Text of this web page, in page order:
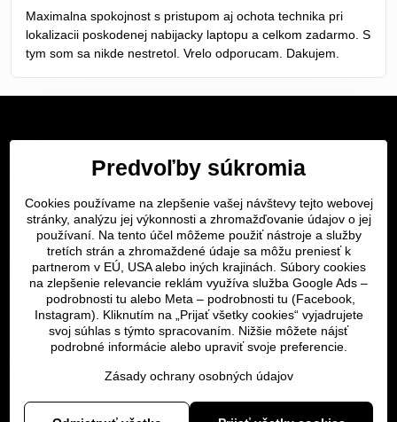
5
Maximalna spokojnost s pristupom aj ochota technika pri
lokalizacii poskodenej nabijacky laptopu a celkom zadarmo. S
tym som sa nikde nestretol. Vrelo odporucam. Dakujem.
Servis Bratislava
Servis Košice
Dôležité odkazy
SERVIS KURIÉROM
Servis a oprava | slovit.sk
Predvoľby súkromia
Cookies používame na zlepšenie vašej návštevy tejto webovej
stránky, analýzu jej výkonnosti a zhromažďovanie údajov o jej
používaní. Na tento účel môžeme použiť nástroje a služby
tretích strán a zhromaždené údaje sa môžu preniesť k
partnerom v EÚ, USA alebo iných krajinách. Súbory cookies
na zlepšenie relevancie reklám využíva služba Google Ads –
podrobnosti tu alebo Meta – podrobnosti tu (Facebook,
Instagram). Kliknutím na „Prijať všetky cookies“ vyjadrujete
svoj súhlas s týmto spracovaním. Nižšie môžete nájsť
podrobné informácie alebo upraviť svoje preferencie.
Zásady ochrany osobných údajov